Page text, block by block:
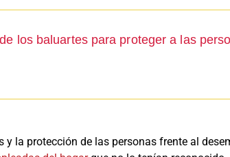
los baluartes para proteger a las
la protección de las personas frente al